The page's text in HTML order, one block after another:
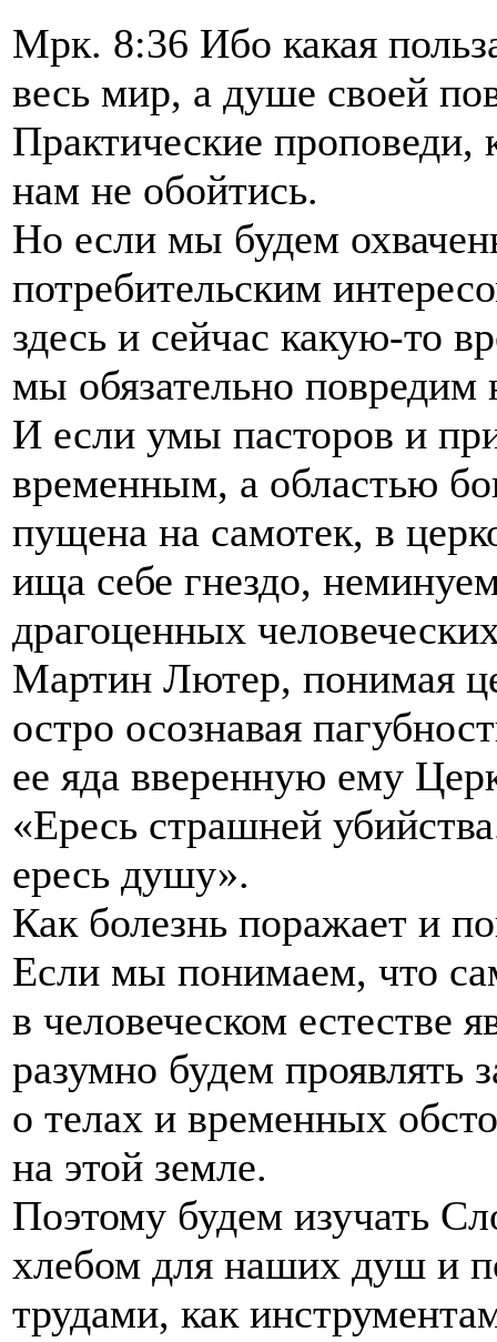
Mрк. 8:36 Ибо какая
весь мир, а душе своей
Практические
нам не обойтись.
Но если мы будем
потребительским
здесь и сейчас какую-то
мы обязательно
И если умы пасторов и
временным, а областью
пущена на самотек, в
ища себе гнездо,
драгоценных
Мартин Лютер, понимая
остро осознавая
ее яда вверенную ему
«Ересь страшней
ересь душу».
Как болезнь поражает и
Если мы понимаем, что
в человеческом естестве
разумно будем проявлять
о телах и временных
на этой земле.
Поэтому будем изучать
хлебом для наших душ и
трудами, как